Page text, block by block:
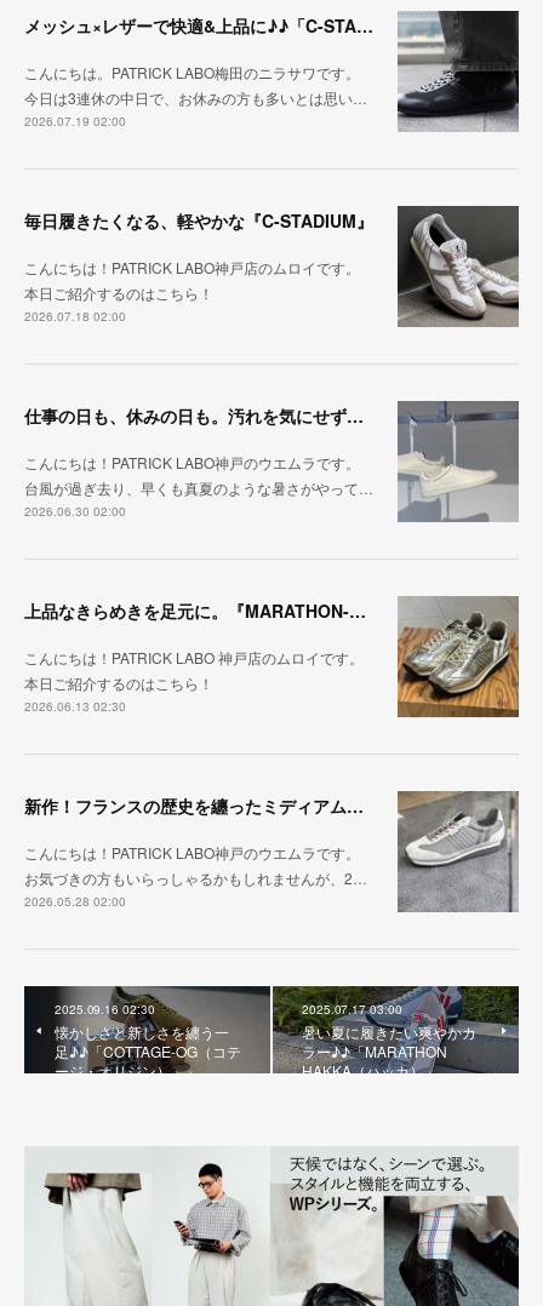
メッシュ×レザーで快適&上品に♪♪「C-STA-NOBLE（クール・スタジアム・ノーブル）」
こんにちは。PATRICK LABO梅田のニラサワです。
今日は3連休の中日で、お休みの方も多いとは思い…
2026.07.19 02:00
毎日履きたくなる、軽やかな『C-STADIUM』
こんにちは！PATRICK LABO神戸店のムロイです。
本日ご紹介するのはこちら！
2026.07.18 02:00
仕事の日も、休みの日も。汚れを気にせず毎日履ける『PUNCH-WP_WHT』
こんにちは！PATRICK LABO神戸のウエムラです。
台風が過ぎ去り、早くも真夏のような暑さがやって…
2026.06.30 02:00
上品なきらめきを足元に。『MARATHON-HAKU』
こんにちは！PATRICK LABO 神戸店のムロイです。
本日ご紹介するのはこちら！
2026.06.13 02:30
新作！フランスの歴史を纏ったミディアムグレー「MARATHON_CASTLE」
こんにちは！PATRICK LABO神戸のウエムラです。
お気づきの方もいらっしゃるかもしれませんが、2…
2026.05.28 02:00
2025.09.16 02:30
懐かしさと新しさを纏う一
足♪♪「COTTAGE-OG（コテ
ージ・オリジン）」」
2025.07.17 03:00
暑い夏に履きたい爽やかカ
ラー♪♪「MARATHON
HAKKA（ハッカ）」